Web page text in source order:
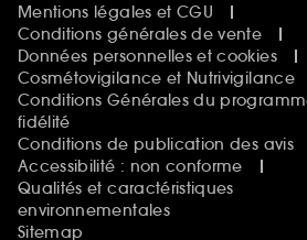
Mentions légales et CGU
Conditions générales de vente
Données personnelles et cookies
Cosmétovigilance et Nutrivigilance
Conditions Générales du
fidélité
Conditions de publication des avis
Accessibilité : non conforme
Qualités et caractéristiques
environnementales
Sitemap